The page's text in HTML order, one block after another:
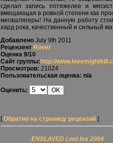
сделал запись потяжелее и
вмещающая в ровной степени как
мегашлягеры! На данную работу
хард рока, качественный и сильный
Добавлено July 9th 2011
Рецензент Rover
Оценка 9/10
Сайт группы: http://
Просмотров: 21024
Пользовательская оценка: n/a
Оценить:
[Обратно на страницу рецензий ]
ENSLAVED (.no) Isa 2004